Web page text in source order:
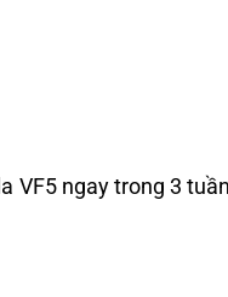
VF5 ngay trong 3